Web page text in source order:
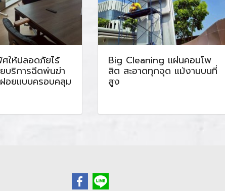
ให้ปลอดภัยไร้
บริการฉีดพ่นฆ่า
อยแบบครอบคลุม
Big Cleaning แผ่นคอมโพ
สิต สะอาดทุกจุด แม้งานบนที่
สูง